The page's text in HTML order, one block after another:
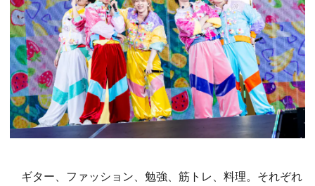
ギター、ファッション、勉強、筋トレ、料理。それぞれ